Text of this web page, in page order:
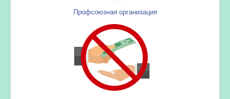
Профсоюзная организация